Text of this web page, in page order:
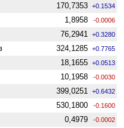
170,7353 +0.1534
1,8958 -0.0006
76,2941 +0.3280
324,1285 +0.7765
18,1655 +0.0513
10,1958 -0.0030
399,0251 +0.6432
530,1800 -0.1600
0,4979 -0.0002